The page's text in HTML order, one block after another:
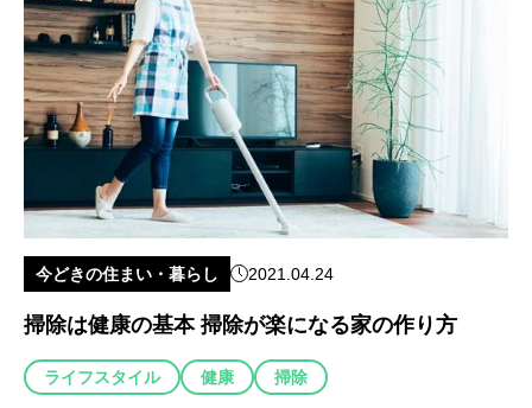
今どきの住まい・暮らし 2021.04.24
掃除は健康の基本 掃除が楽になる家の作り方
ライフスタイル 健康 掃除